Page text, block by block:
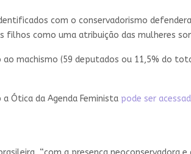
com o conservadorismo
filhos como uma atribuição das mulheres
machismo (59 deputados ou 11,5% do
Ótica da Agenda Feminista pode ser